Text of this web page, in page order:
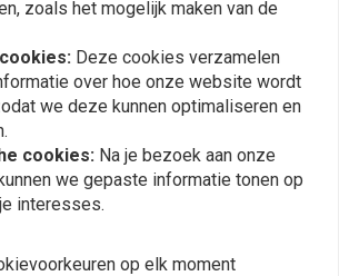
89 B.T. / 81-87 XL
zoals het mogelijk maken van de
Deze cookies verzamelen
over hoe onze website wordt
we deze kunnen optimaliseren en
cookies: Na je bezoek aan onze
we gepaste informatie tonen op
interesses.
op elk moment